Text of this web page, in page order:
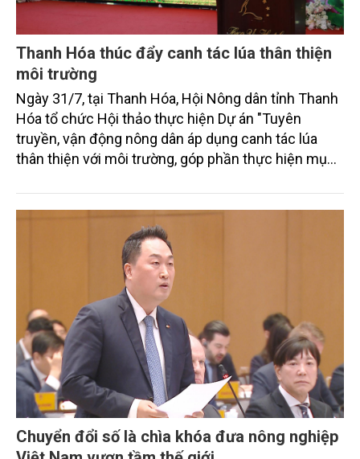
Thanh Hóa thúc đẩy canh tác lúa thân thiện
môi trường
Ngày 31/7, tại Thanh Hóa, Hội Nông dân tỉnh Thanh
Hóa tổ chức Hội thảo thực hiện Dự án "Tuyên
truyền, vận động nông dân áp dụng canh tác lúa
thân thiện với môi trường, góp phần thực hiện mục
trình thu hút sự tham gia của đông đảo đại biểu đến
từ các cơ quan quản lý nhà nước, đơn vị nghiên cứu,
doanh nghiệp, hợp tác xã và nông dân đang trực
tiếp triển khai mô hình sản xuất lúa phát thải thấp.
Chuyển đổi số là chìa khóa đưa nông nghiệp